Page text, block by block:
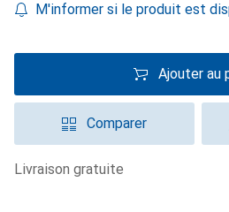
M'informer si le produit est
Ajouter au
Comparer
livraison gratuite